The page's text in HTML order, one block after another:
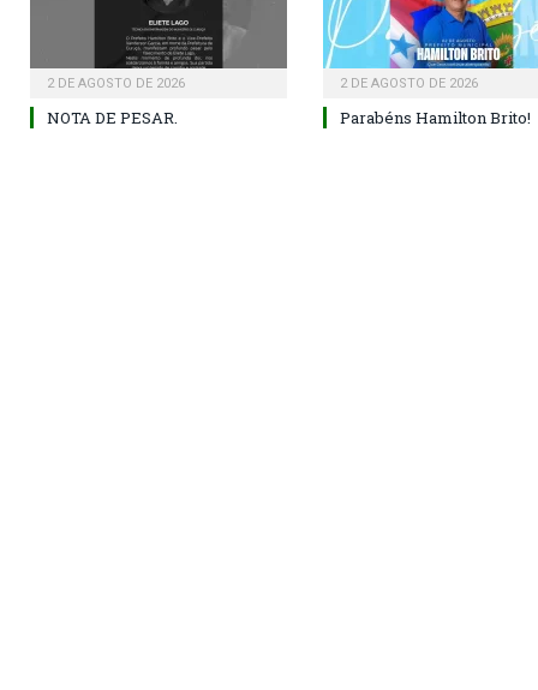
2 DE AGOSTO DE 2026
NOTA DE PESAR.
2 DE AGOSTO DE 2026
Parabéns Hamilton Brito!